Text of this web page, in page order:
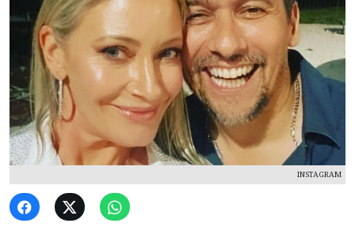
INSTAGRAM